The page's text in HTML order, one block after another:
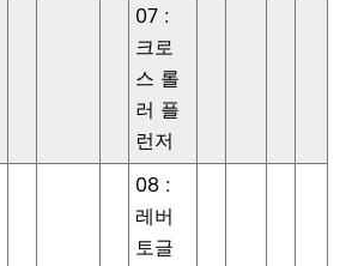
07 :
크로
스 롤
러 플
런저
08 :
레버
토글